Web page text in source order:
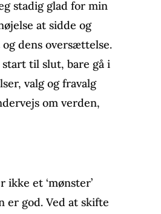
stadig glad for min
at sidde og
dens oversættelse.
til slut, bare gå i
valg og fravalg
om verden,
et ‘mønster’
er god. Ved at skifte